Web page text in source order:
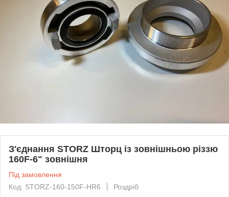
З'єднання STORZ Шторц із зовнішньою різзю
160F-6" зовнішня
Під замовлення
Код: STORZ-160-150F-HR6
Роздріб